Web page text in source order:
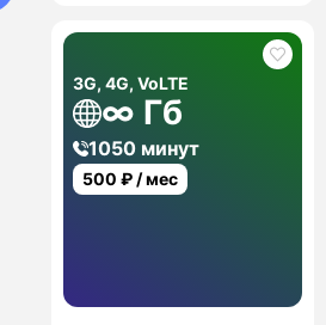
3G, 4G, VoLTE
∞ Гб
1050 минут
500 ₽ / мес